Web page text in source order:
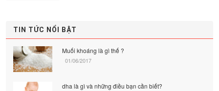
TIN TỨC NỔI BẬT
Muối khoáng là gì thế ?
01/06/2017
dha là gì và những điều bạn cần biết?